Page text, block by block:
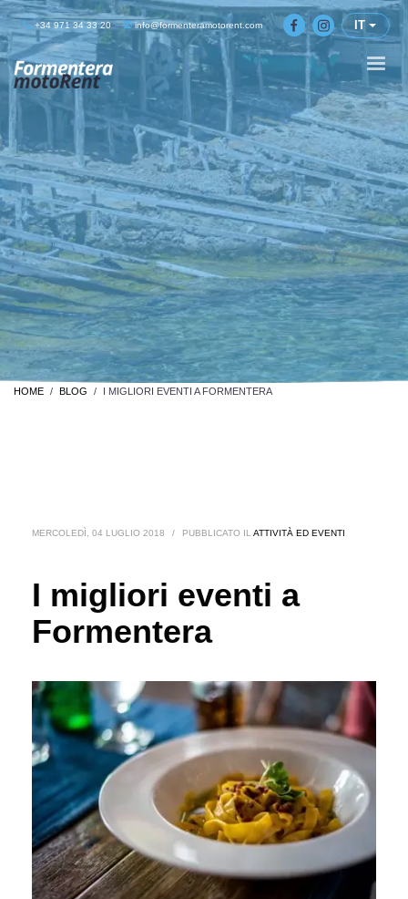
+34 971 34 33 20 info@formenteramotorent.com IT
HOME BLOG I MIGLIORI EVENTI A FORMENTERA
MERCOLEDÌ, 04 LUGLIO 2018 / PUBBLICATO IL ATTIVITÀ ED EVENTI
I migliori eventi a
Formentera